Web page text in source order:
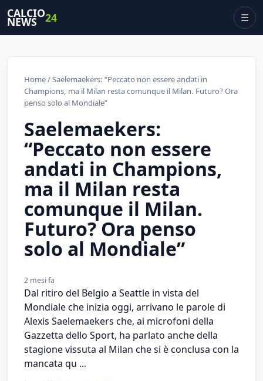
CALCIO
NEWS 24 ☰
Home/ Saelemaekers: “Peccato non essere andati in
Champions, ma il Milan resta comunque il Milan. Futuro? Ora
penso solo al Mondiale”
Saelemaekers:
“Peccato non essere
andati in Champions,
ma il Milan resta
comunque il Milan.
Futuro? Ora penso
solo al Mondiale”
2 mesi fa
Dal ritiro del Belgio a Seattle in vista del
Mondiale che inizia oggi, arrivano le parole di
Alexis Saelemaekers che, ai microfoni della
Gazzetta dello Sport, ha parlato anche della
stagione vissuta al Milan che si è conclusa con la
mancata qu ...